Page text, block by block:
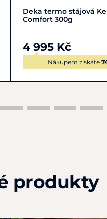
L | 140-145 cm XL
Deka termo stájová
Comfort 300g
4 995 Kč
Nákupem získáte
produkty